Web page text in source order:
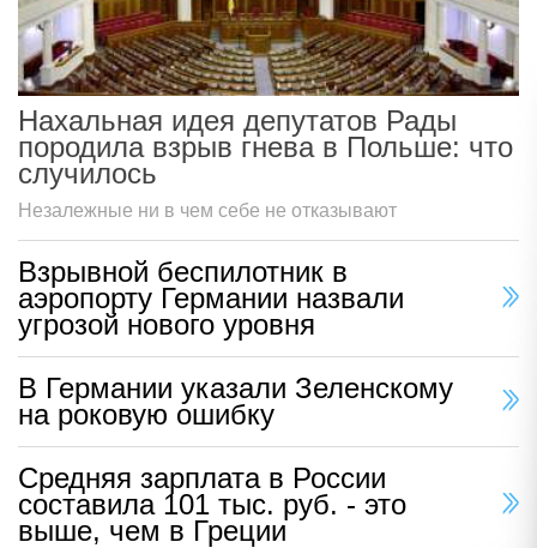
Нахальная идея депутатов Рады
породила взрыв гнева в Польше: что
случилось
Незалежные ни в чем себе не отказывают
Взрывной беспилотник в
аэропорту Германии назвали
угрозой нового уровня
В Германии указали Зеленскому
на роковую ошибку
Средняя зарплата в России
составила 101 тыс. руб. - это
выше, чем в Греции